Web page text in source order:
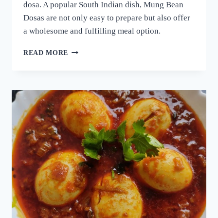
dosa. A popular South Indian dish, Mung Bean
Dosas are not only easy to prepare but also offer
a wholesome and fulfilling meal option.
READ MORE ദോശക്ക്
ചെറുപയർ
കൊണ്ട്
ഒരു
കിടിലൻ
ദോശ;
മിനുട്ടിൽ
നല്ല
സോഫ്റ്റ്
ദോശ
റെഡി!!
|
SPECIAL